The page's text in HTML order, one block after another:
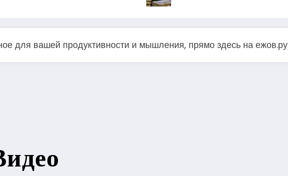
для вашей продуктивности и мышления, прямо здесь на ежов.ру